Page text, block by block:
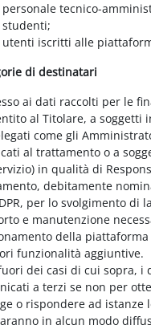
personale tecnico-
studenti;
utenti iscritti alle
di destinatari
ai dati raccolti per le
al Titolare, a soggetti
come gli
al trattamento o a
in qualità di
debitamente
per lo svolgimento di
e manutenzione
della
funzionalità aggiuntive.
dei casi di cui sopra, i
a terzi se non per
o rispondere ad istanze
in alcun modo